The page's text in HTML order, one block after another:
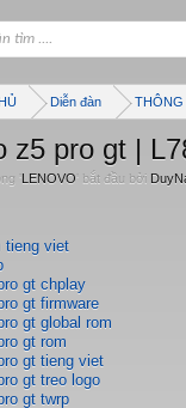
Diễn đàn THÔNG
z5 pro gt |
'LENOVO' bắt đầu bởi
tieng viet
gt chplay
gt firmware
gt global rom
gt rom
gt tieng viet
gt treo logo
gt twrp